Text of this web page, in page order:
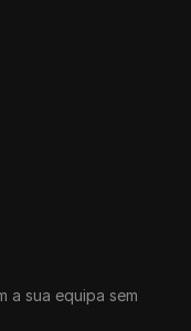
a sua equipa sem